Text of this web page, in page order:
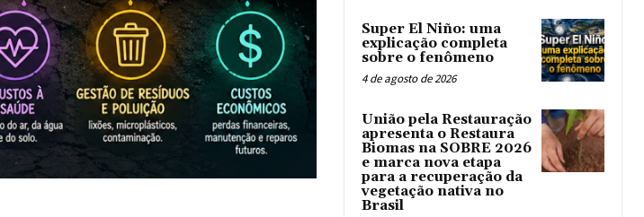
Super El Niño: uma
explicação completa
sobre o fenômeno
4 de agosto de 2026
União pela Restauração
apresenta o Restaura
Biomas na SOBRE 2026
e marca nova etapa
para a recuperação da
vegetação nativa no
Brasil